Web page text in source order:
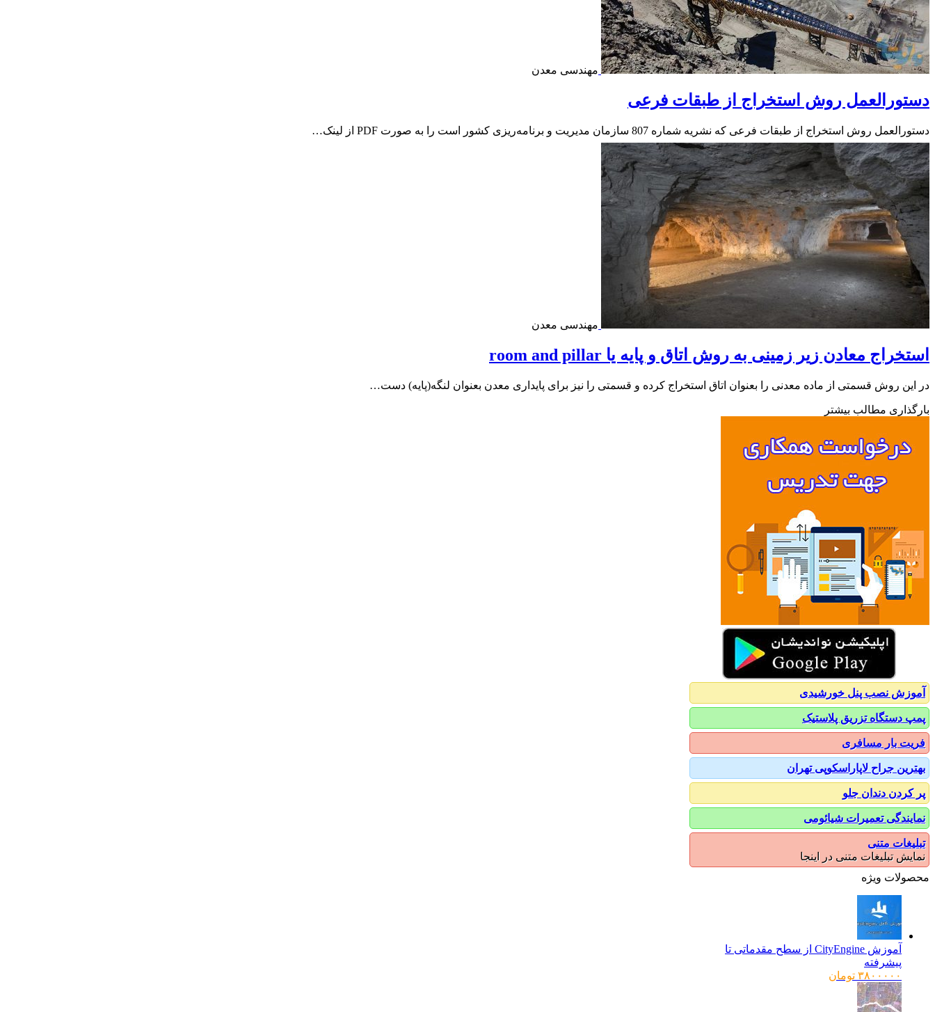
مهندسی معدن
دستورالعمل روش استخراج از طبقات فرعی
دستورالعمل روش استخراج از طبقات فرعی که نشریه شماره 807 سازمان مدیریت و برنامه‌ریزی کشور است را به صورت PDF از لینک…
مهندسی معدن
استخراج معادن زیر زمینی به روش اتاق و پایه یا room and pillar
در این روش قسمتی از ماده معدنی را بعنوان اتاق استخراج کرده و قسمتی را نیز برای پایداری معدن بعنوان لنگه(پایه) دست…
بارگذاری مطالب بیشتر
آموزش نصب پنل خورشیدی
پمپ دستگاه تزریق پلاستیک
فریت بار مسافری
بهترین جراح لاپاراسکوپی تهران
پر کردن دندان جلو
نمایندگی تعمیرات شیائومی
تبلیغات متنی
نمایش تبلیغات متنی در اینجا
محصولات ویژه
آموزش CityEngine از سطح مقدماتی تا
پیشرفته
۳۸۰۰۰۰۰ تومان